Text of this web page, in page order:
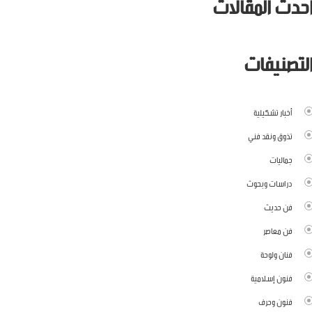
أخبار تشكيلية
تذوق ونقد فني
جماليات
دراسات وبحوث
فن حديث
فن معاصر
فنان ولوحة
فنون إسلامية
فنون وحرف